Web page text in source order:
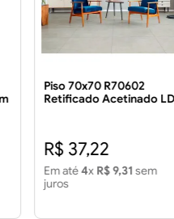
Piso 70x70 R70602
Retificado Acetinado
R$ 37,22
Em até4x R$ 9,31 sem
juros